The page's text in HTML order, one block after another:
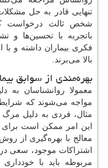
تنهایی قادر به حل
شخص ثالث درخواست
باتجربه با تحسین‌ها و
فکری بیماران داشته و با
بالا می‌برند.
بهره‌مندی از سوابق
معمولا روانشناسان به
مواجه می‌شوند که شرایط
مثال، فردی به دلیل
این امر ممکن است برای
معالج با بهره‌گیری از
اشتراکات موجود، سعی در
مربوطه باید با